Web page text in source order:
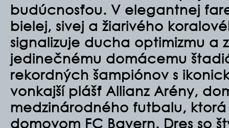
budúcnosťou. V elegantnej
bielej, sivej a žiarivého
signalizuje ducha optimizmu a
jedinečnému domácemu
rekordných šampiónov s
vonkajší plášť Allianz Arény,
medzinárodného futbalu, ktorá
domovom FC Bayern. Dres so